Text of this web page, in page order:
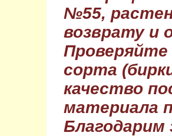
№55,
возврату и
Проверяйте
сорта
качество
материала
Благодарим